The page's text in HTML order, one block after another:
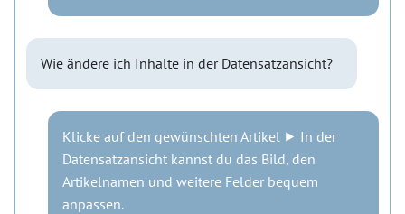
Wie ändere ich Inhalte in der Datensatzansicht?
Klicke auf den gewünschten Artikel ⯈ In der
Datensatzansicht kannst du das Bild, den
Artikelnamen und weitere Felder bequem
anpassen.